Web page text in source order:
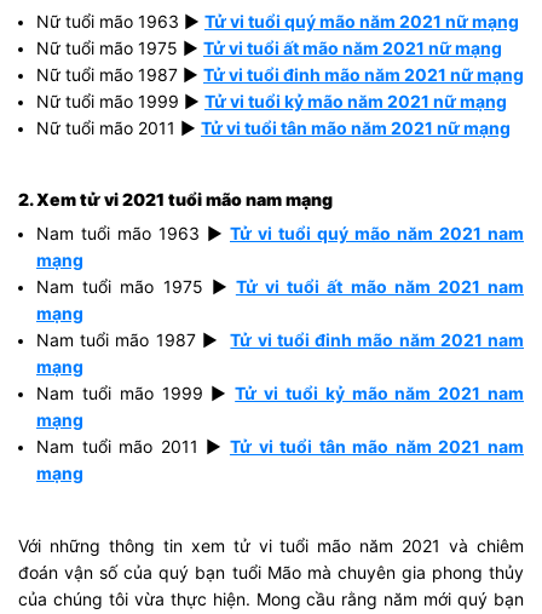
Nữ tuổi mão 1963 ► Tử vi tuổi quý mão năm 2021 nữ mạng
Nữ tuổi mão 1975 ► Tử vi tuổi ất mão năm 2021 nữ mạng
Nữ tuổi mão 1987 ► Tử vi tuổi đinh mão năm 2021 nữ mạng
Nữ tuổi mão 1999 ► Tử vi tuổi kỷ mão năm 2021 nữ mạng
Nữ tuổi mão 2011 ► Tử vi tuổi tân mão năm 2021 nữ mạng
2. Xem tử vi 2021 tuổi mão nam mạng
Nam tuổi mão 1963 ► Tử vi tuổi quý mão năm 2021 nam
mạng
Nam tuổi mão 1975 ► Tử vi tuổi ất mão năm 2021 nam
mạng
Nam tuổi mão 1987 ►Tử vi tuổi đinh mão năm 2021 nam
mạng
Nam tuổi mão 1999 ►Tử vi tuổi kỷ mão năm 2021 nam
mạng
Nam tuổi mão 2011 ► Tử vi tuổi tân mão năm 2021 nam
mạng
Với những thông tin xem tử vi tuổi mão năm 2021 và chiêm
đoán vận số của quý bạn tuổi Mão mà chuyên gia phong thủy
của chúng tôi vừa thực hiện. Mong cầu rằng năm mới quý bạn